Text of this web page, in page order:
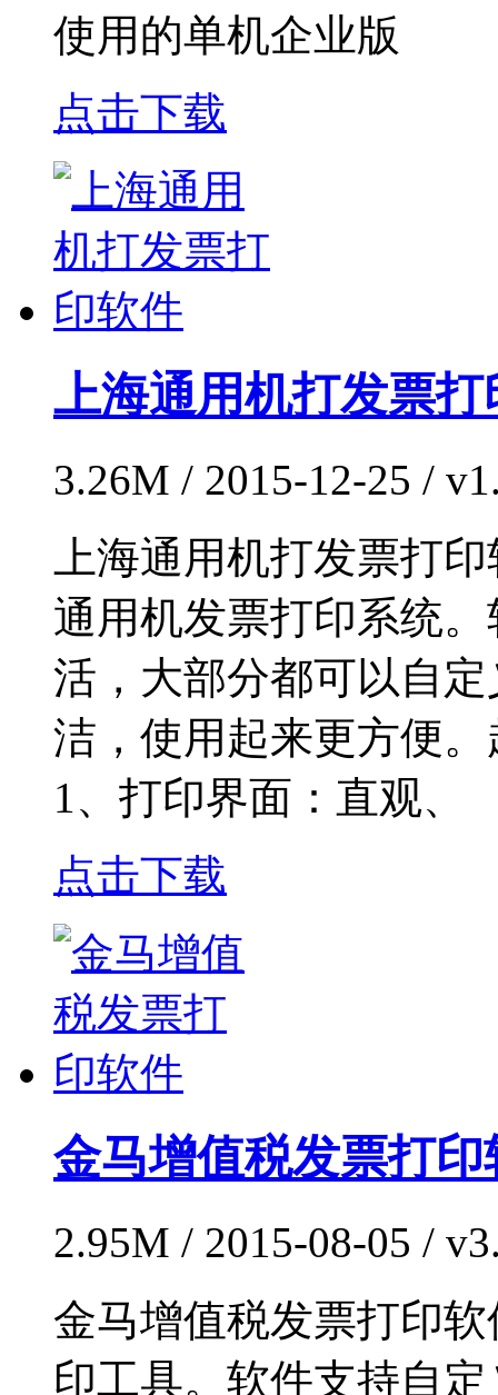
使用的单机企业版
点击下载
上海通用机打发票打
3.26M / 2015-12-25 /
上海通用机打发票打
通用机发票打印系统
活，大部分都可以自
洁，使用起来更方便
1、打印界面：直观、
点击下载
金马增值税发票打印
2.95M / 2015-08-05 /
金马增值税发票打印
印工具。软件支持自